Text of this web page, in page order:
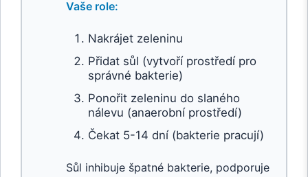
Vaše role:
Nakrájet zeleninu
Přidat sůl (vytvoří prostředí pro
správné bakterie)
Ponořit zeleninu do slaného
nálevu (anaerobní prostředí)
Čekat 5-14 dní (bakterie pracují)
Sůl inhibuje špatné bakterie, podporuje